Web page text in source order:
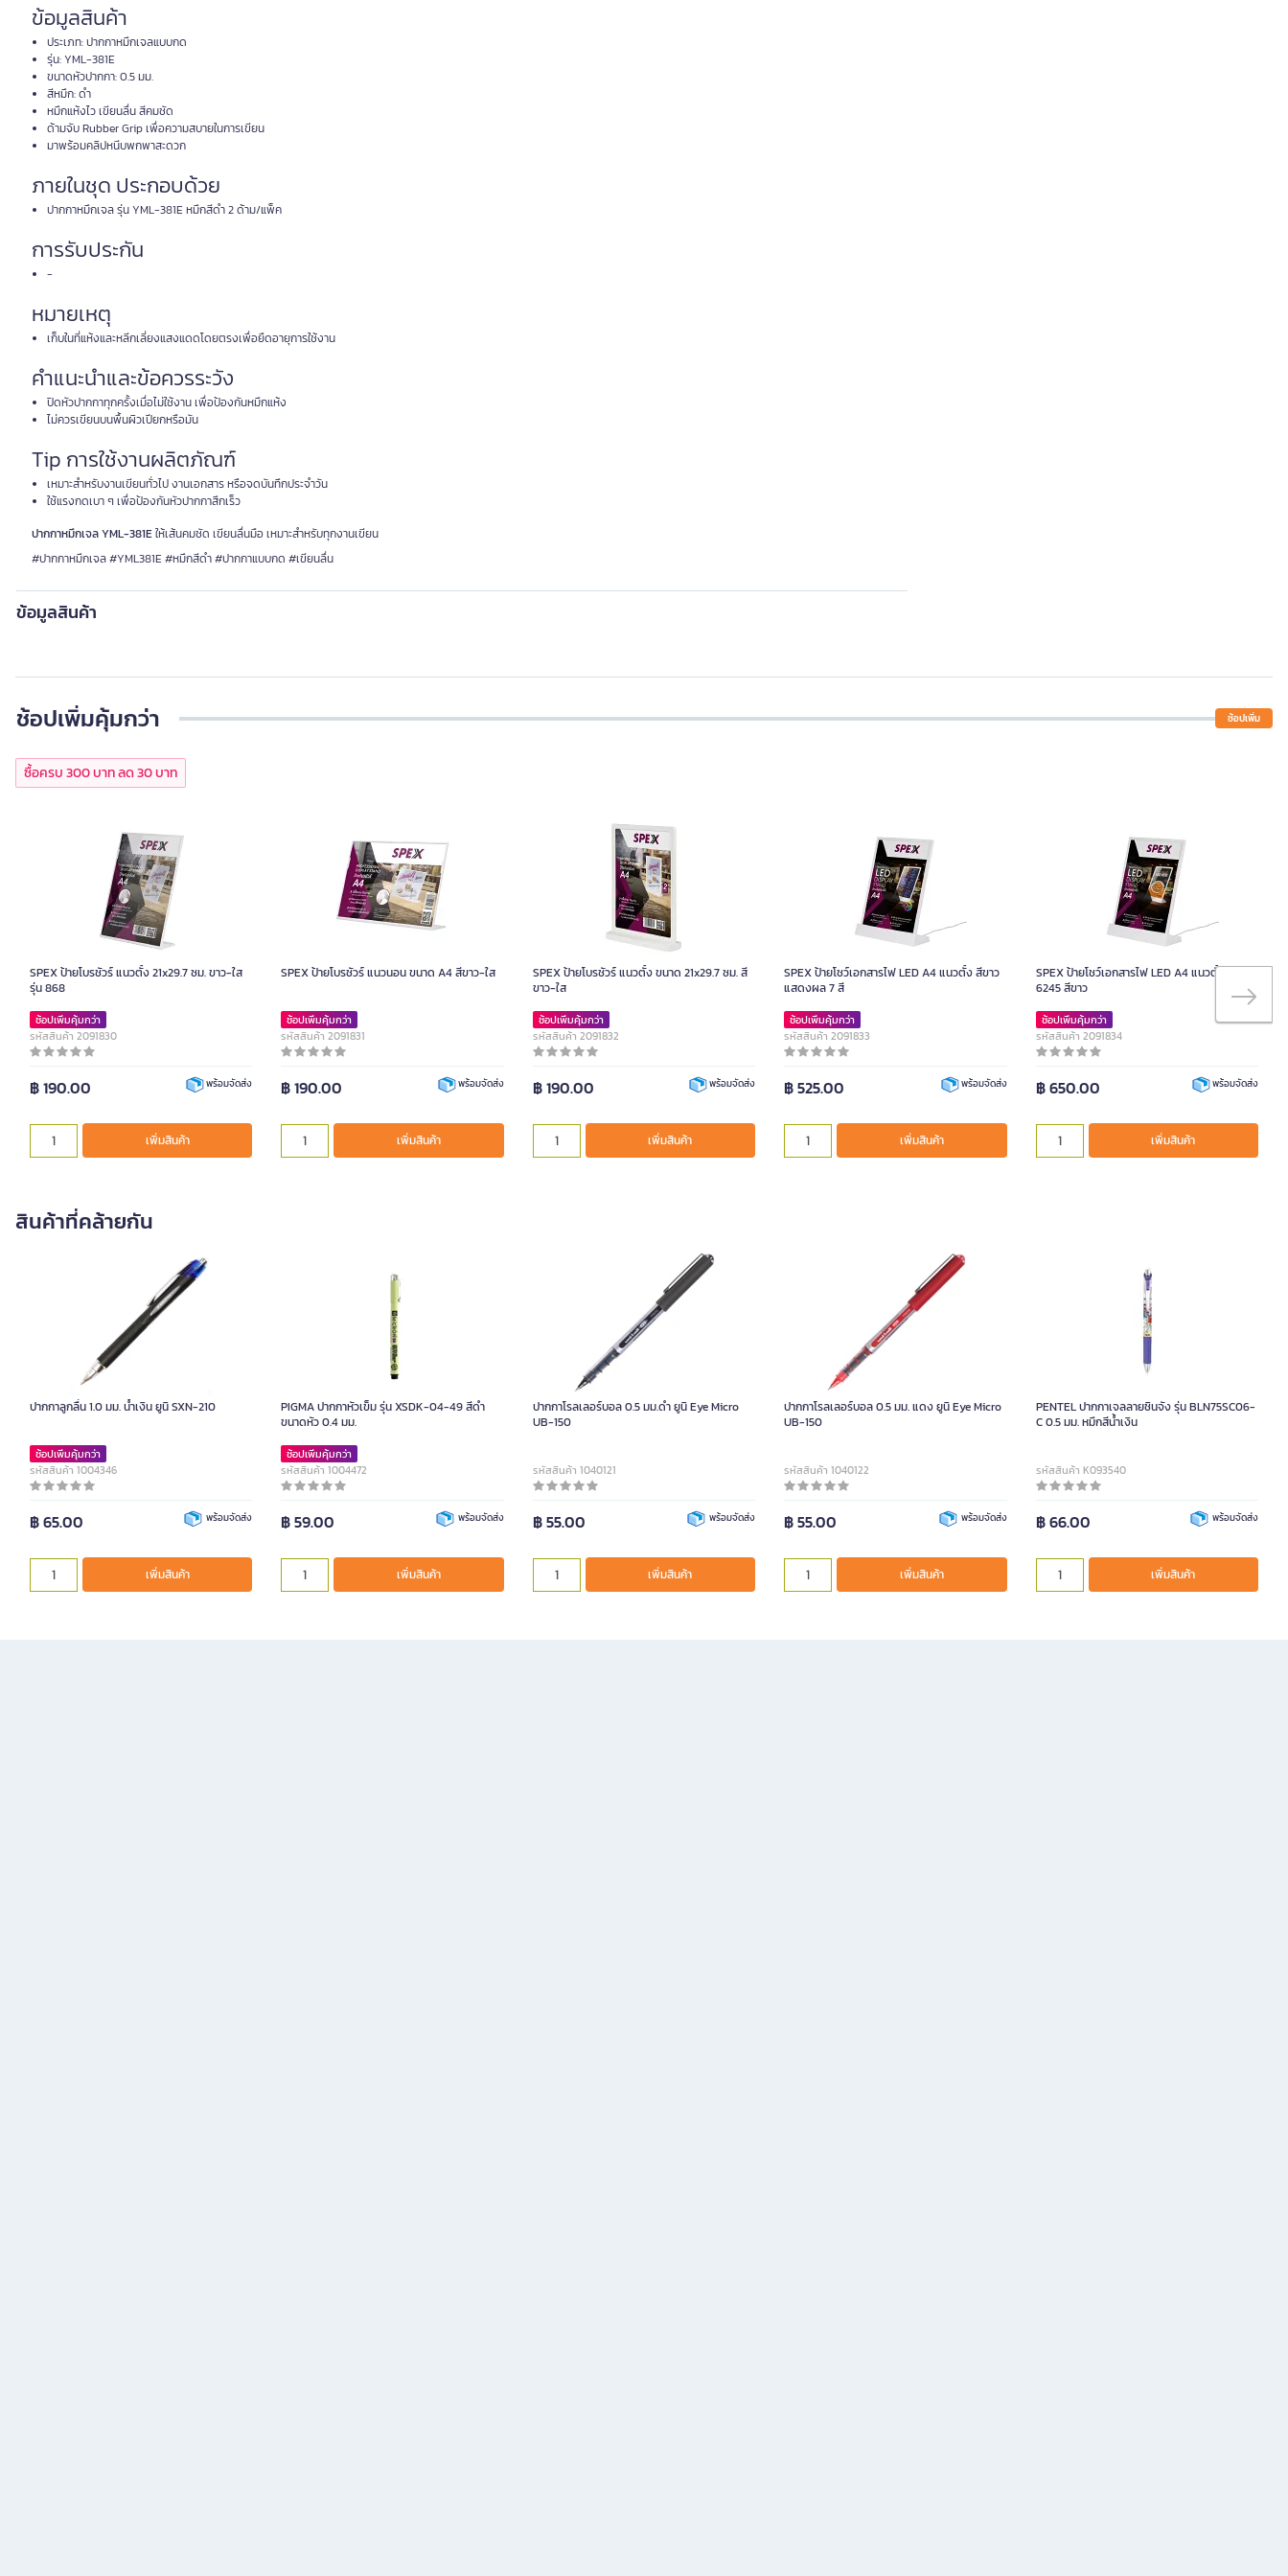
ข้อมูลสินค้า
ประเภท: ปากกาหมึกเจลแบบกด
รุ่น: YML-381E
ขนาดหัวปากกา: 0.5 มม.
สีหมึก: ดำ
หมึกแห้งไว เขียนลื่น สีคมชัด
ด้ามจับ Rubber Grip เพื่อความสบายในการเขียน
มาพร้อมคลิปหนีบพกพาสะดวก
ภายในชุด ประกอบด้วย
ปากกาหมึกเจล รุ่น YML-381E หมึกสีดำ 2 ด้าม/แพ็ค
การรับประกัน
-
หมายเหตุ
เก็บในที่แห้งและหลีกเลี่ยงแสงแดดโดยตรงเพื่อยืดอายุการใช้งาน
คำแนะนำและข้อควรระวัง
ปิดหัวปากกาทุกครั้งเมื่อไม่ใช้งาน เพื่อป้องกันหมึกแห้ง
ไม่ควรเขียนบนพื้นผิวเปียกหรือมัน
Tip การใช้งานผลิตภัณฑ์
เหมาะสำหรับงานเขียนทั่วไป งานเอกสาร หรือจดบันทึกประจำวัน
ใช้แรงกดเบา ๆ เพื่อป้องกันหัวปากกาสึกเร็ว
ปากกาหมึกเจล YML-381Eให้เส้นคมชัด เขียนลื่นมือ เหมาะสำหรับทุกงานเขียน
#ปากกาหมึกเจล #YML381E #หมึกสีดำ #ปากกาแบบกด #เขียนลื่น
ข้อมูลสินค้า
ช้อปเพิ่มคุ้มกว่า ช้อปเพิ่ม
ซื้อครบ 300 บาท ลด 30 บาท
SPEX ป้ายโบรชัวร์ แนวตั้ง 21x29.7 ซม. ขาว-ใส
รุ่น 868
ช้อปเพิ่มคุ้มกว่า
รหัสสินค้า 2091830
฿ 190.00 พร้อมจัดส่ง
เพิ่มสินค้า
SPEX ป้ายโบรชัวร์ แนวนอน ขนาด A4 สีขาว-ใส
ช้อปเพิ่มคุ้มกว่า
รหัสสินค้า 2091831
฿ 190.00 พร้อมจัดส่ง
เพิ่มสินค้า
SPEX ป้ายโบรชัวร์ แนวตั้ง ขนาด 21x29.7 ซม. สี
ขาว-ใส
ช้อปเพิ่มคุ้มกว่า
รหัสสินค้า 2091832
฿ 190.00 พร้อมจัดส่ง
เพิ่มสินค้า
SPEX ป้ายโชว์เอกสารไฟ LED A4 แนวตั้ง สีขาว
แสดงผล 7 สี
ช้อปเพิ่มคุ้มกว่า
รหัสสินค้า 2091833
฿ 525.00 พร้อมจัดส่ง
เพิ่มสินค้า
SPEX ป้ายโชว์เอกสารไฟ LED A4 แนวตั้ง รุ่น
6245 สีขาว
ช้อปเพิ่มคุ้มกว่า
รหัสสินค้า 2091834
฿ 650.00 พร้อมจัดส่ง
เพิ่มสินค้า
สินค้าที่คล้ายกัน
ปากกาลูกลื่น 1.0 มม. น้ำเงิน ยูนิ SXN-210
ช้อปเพิ่มคุ้มกว่า
รหัสสินค้า 1004346
฿ 65.00 พร้อมจัดส่ง
เพิ่มสินค้า
PIGMA ปากกาหัวเข็ม รุ่น XSDK-04-49 สีดำ
ขนาดหัว 0.4 มม.
ช้อปเพิ่มคุ้มกว่า
รหัสสินค้า 1004472
฿ 59.00 พร้อมจัดส่ง
เพิ่มสินค้า
ปากกาโรลเลอร์บอล 0.5 มม.ดำ ยูนิ Eye Micro
UB-150
รหัสสินค้า 1040121
฿ 55.00 พร้อมจัดส่ง
เพิ่มสินค้า
ปากกาโรลเลอร์บอล 0.5 มม. แดง ยูนิ Eye Micro
UB-150
รหัสสินค้า 1040122
฿ 55.00 พร้อมจัดส่ง
เพิ่มสินค้า
PENTEL ปากกาเจลลายชินจัง รุ่น BLN75SC06-
C 0.5 มม. หมึกสีน้ำเงิน
รหัสสินค้า K093540
฿ 66.00 พร้อมจัดส่ง
เพิ่มสินค้า